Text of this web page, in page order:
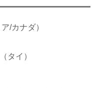
ア/カナダ）
（タイ）